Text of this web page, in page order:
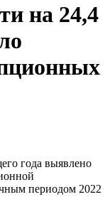
на 24,4
года выявлено
периодом 2022